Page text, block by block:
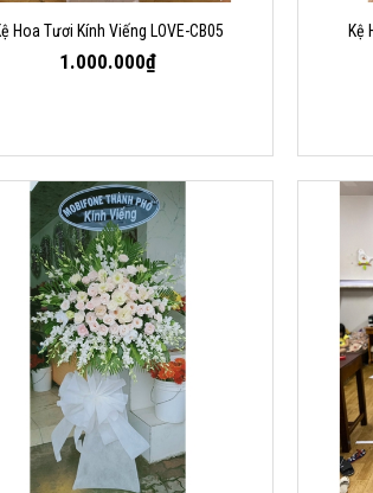
Hoa Tươi Kính Viếng LOVE-CB05
1.000.000₫
Kệ